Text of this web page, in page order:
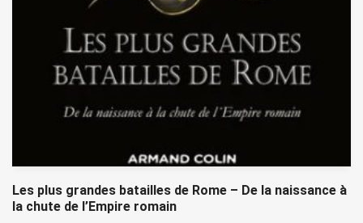
Les plus grandes batailles de Rome – De la naissance à
la chute de l’Empire romain